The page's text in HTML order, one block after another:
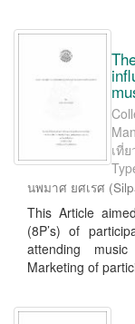
เที่
นพมาศ ยศเรศ (
This Article
(8P’s) of
attending
Marketing of